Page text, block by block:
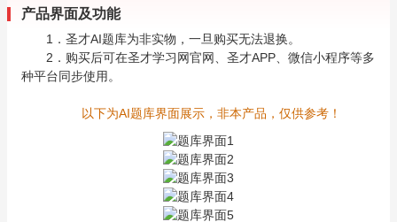
产品界面及功能
1．圣才AI题库为非实物，一旦购买无法退换。
2．购买后可在圣才学习网官网、圣才APP、微信小程序等多
种平台同步使用。
以下为AI题库界面展示，非本产品，仅供参考！